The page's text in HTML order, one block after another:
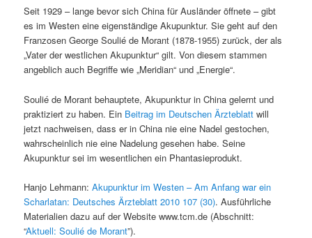
Seit 1929 – lange bevor sich China für Ausländer öffnete – gibt
es im Westen eine eigenständige Akupunktur. Sie geht auf den
Franzosen George Soulié de Morant (1878-1955) zurück, der als
„Vater der westlichen Akupunktur“ gilt. Von diesem stammen
angeblich auch Begriffe wie „Meridian“ und „Energie“.
Soulié de Morant behauptete, Akupunktur in China gelernt und
praktiziert zu haben. Ein Beitrag im Deutschen Ärzteblatt will
jetzt nachweisen, dass er in China nie eine Nadel gestochen,
wahrscheinlich nie eine Nadelung gesehen habe. Seine
Akupunktur sei im wesentlichen ein Phantasieprodukt.
Hanjo Lehmann:Akupunktur im Westen – Am Anfang war ein
Scharlatan: Deutsches Ärzteblatt 2010 107 (30). Ausführliche
Materialien dazu auf der Website www.tcm.de (Abschnitt:
“Aktuell: Soulié de Morant”).